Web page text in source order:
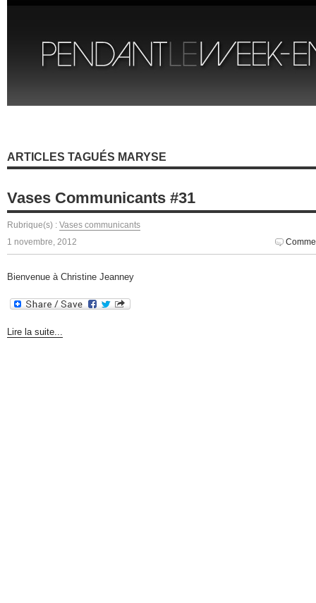
ARTICLES TAGUÉS MARYSE
Vases Communicants #31
Rubrique(s) : Vases communicants
1 novembre, 2012
Bienvenue à Christine Jeanney
Lire la suite...